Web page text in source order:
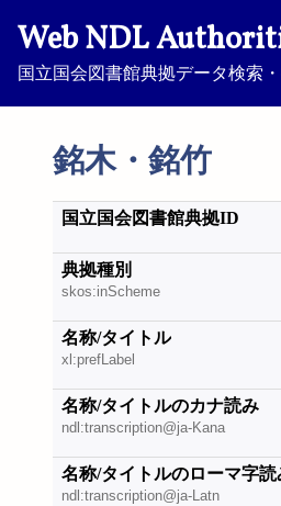
Web NDL
国立国会図書館典拠データ検索
銘木・銘竹
国立国会図書館典拠ID
典拠種別
skos:inScheme
名称/タイトル
xl:prefLabel
名称/タイトルのカナ読み
ndl:transcription@ja-Kana
名称/タイトルのローマ字読
ndl:transcription@ja-Latn